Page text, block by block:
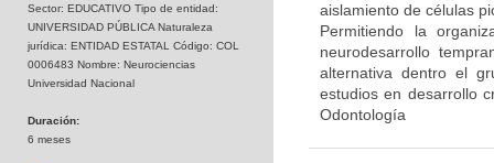
Sector: EDUCATIVO Tipo de entidad:
UNIVERSIDAD PÚBLICA Naturaleza
jurídica: ENTIDAD ESTATAL Código: COL
0006483 Nombre: Neurociencias
Universidad Nacional
Duración:
6 meses
aislamiento de células
Permitiendo la
neurodesarrollo
alternativa dentro el
estudios en desarrollo
Odontología